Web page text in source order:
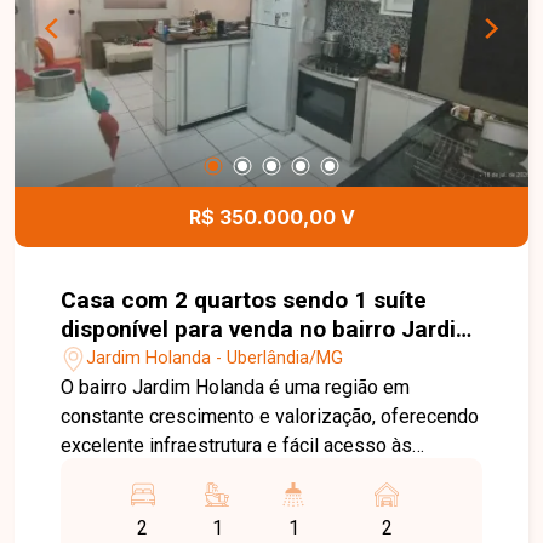
torneiras e chuveiros com aquecimento,
acabamento moderno e 04 vagas de garagem,
sendo 02 cobertas e 02 descobertas,
proporcionando conforto, sofisticação e
funcionalidade. Entre em contato para mais
informações e agende uma visita para conhecer
esta excelente oportunidade.
R$ 350.000,00 V
Casa com 2 quartos sendo 1 suíte
disponível para venda no bairro Jardim
Holanda em Uberlândia-MG
Jardim Holanda - Uberlândia/MG
O bairro Jardim Holanda é uma região em
constante crescimento e valorização, oferecendo
excelente infraestrutura e fácil acesso às
supermercados, escolas, farmácias, comércios e
diversos serviços, o bairro proporciona
2 1 1 2